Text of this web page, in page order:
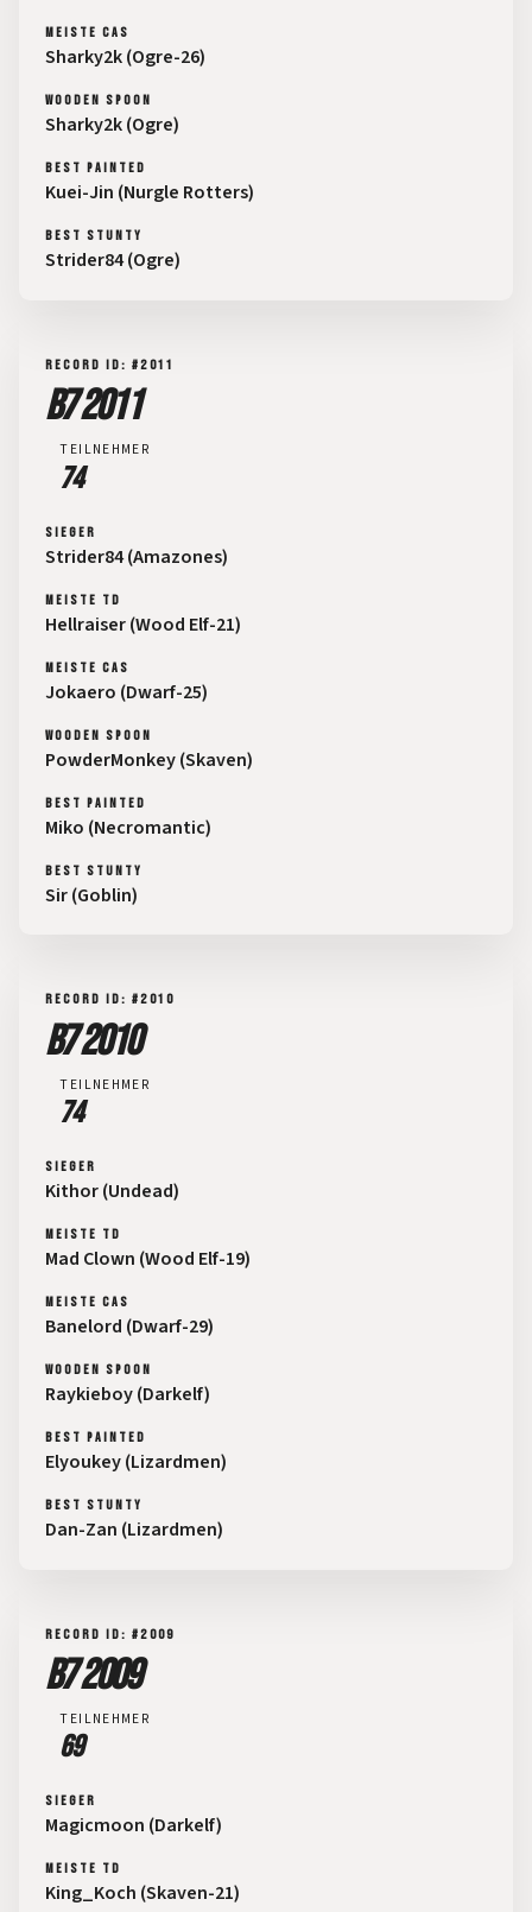
MEISTE CAS
Sharky2k (Ogre-26)
WOODEN SPOON
Sharky2k (Ogre)
BEST PAINTED
Kuei-Jin (Nurgle Rotters)
BEST STUNTY
Strider84 (Ogre)
RECORD ID: #2011
B7 2011
TEILNEHMER
74
SIEGER
Strider84 (Amazones)
MEISTE TD
Hellraiser (Wood Elf-21)
MEISTE CAS
Jokaero (Dwarf-25)
WOODEN SPOON
PowderMonkey (Skaven)
BEST PAINTED
Miko (Necromantic)
BEST STUNTY
Sir (Goblin)
RECORD ID: #2010
B7 2010
TEILNEHMER
74
SIEGER
Kithor (Undead)
MEISTE TD
Mad Clown (Wood Elf-19)
MEISTE CAS
Banelord (Dwarf-29)
WOODEN SPOON
Raykieboy (Darkelf)
BEST PAINTED
Elyoukey (Lizardmen)
BEST STUNTY
Dan-Zan (Lizardmen)
RECORD ID: #2009
B7 2009
TEILNEHMER
69
SIEGER
Magicmoon (Darkelf)
MEISTE TD
King_Koch (Skaven-21)